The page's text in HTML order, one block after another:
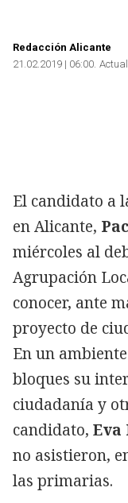
Redacción Alicante
21.02.2019 | 06:00
El candidato a
en Alicante,
miércoles al
Agrupación
conocer, ante
proyecto de
En un
bloques su
ciudadanía y
candidato, Eva
no asistieron,
las primarias.